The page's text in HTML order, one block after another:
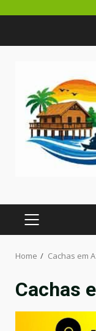
PRIMARY
Home Cachas em
Cachas